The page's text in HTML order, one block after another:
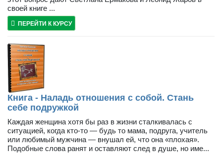
своей книге ...
ПЕРЕЙТИ К КУРСУ
Книга - Наладь отношения с собой. Стань
себе подружкой
Каждая женщина хотя бы раз в жизни сталкивалась с
ситуацией, когда кто-то — будь то мама, подруга, учитель
или любимый мужчина — внушал ей, что она «плохая».
Подобные слова ранят и оставляют след в душе, но име...